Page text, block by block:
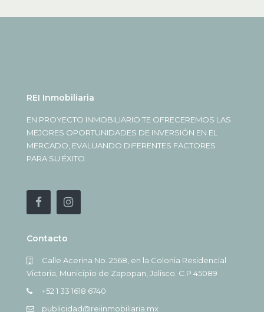
REI Inmobiliaria
EN PROYECTO INMOBILIARIO TE OFRECEREMOS LAS
MEJORES OPORTUNIDADES DE INVERSIÓN EN EL
MERCADO, EVALUANDO DIFERENTES FACTORES
PARA SU ÉXITO.
Contacto
Calle Acerina No. 2568, en la Colonia Residencial
Victoria, Municipio de Zapopan, Jalisco. C.P 45089
+52 1 33 1618 6740
publicidad@reiinmobiliaria.mx